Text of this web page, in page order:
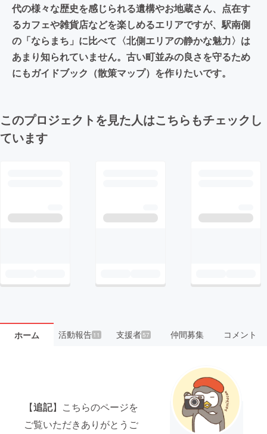
代の様々な歴史を感じられる遺構やお地蔵さん、点在す
るカフェや雑貨店などを楽しめるエリアですが、駅南側
の「ならまち」に比べて〈北側エリアの静かな魅力〉は
あまり知られていません。古い町並みの良さを守るため
にもガイドブック（散策マップ）を作りたいです。
このプロジェクトを見た人はこちらもチェックし
ています
ホーム 活動報告11 支援者57 仲間募集 コメント
【追記】こちらのページを
ご覧いただきありがとうご